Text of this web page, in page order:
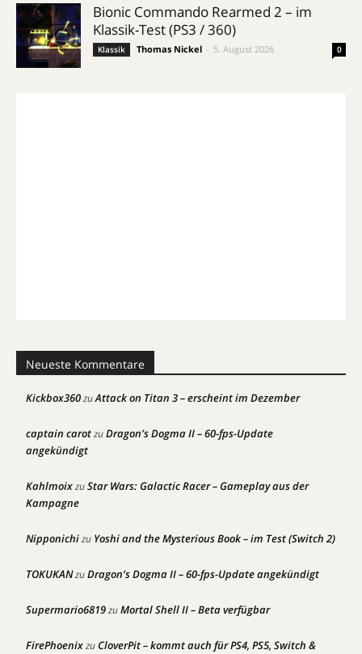
Bionic Commando Rearmed 2 – im
Klassik-Test (PS3 / 360)
Klassik Thomas Nickel 5. August 2026 0
Neueste Kommentare
Kickbox360zuAttack on Titan 3 – erscheint im Dezember
captain carotzuDragon’s Dogma II – 60-fps-Update
angekündigt
KahlmoixzuStar Wars: Galactic Racer – Gameplay aus der
Kampagne
Nipponichizu Yoshi and the Mysterious Book – im Test (Switch 2)
TOKUKANzuDragon’s Dogma II – 60-fps-Update angekündigt
Supermario6819zuMortal Shell II – Beta verfügbar
FirePhoenixzuCloverPit – kommt auch für PS4, PS5, Switch &